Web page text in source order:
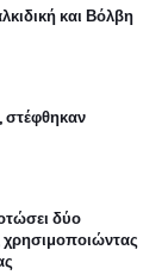
και Βόλβη
στέφθηκαν
δύο
χρησιμοποιώντας